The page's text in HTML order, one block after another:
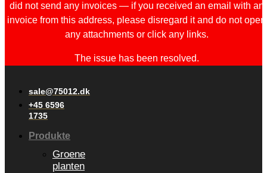
did not send any invoices — if you received an email with an
invoice from this address, please disregard it and do not open
any attachments or click any links.
The issue has been resolved.
sale@75012.dk
+45 6596
1735
Produkte
Groene
planten